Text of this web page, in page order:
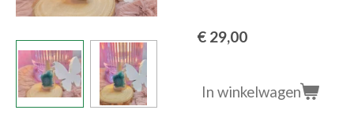
€ 29,00
In winkelwagen